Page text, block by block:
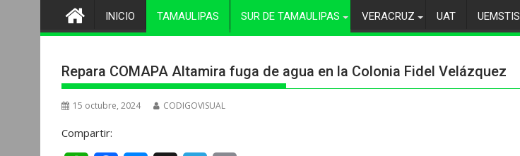
INICIO TAMAULIPAS SUR DE TAMAULIPAS VERACRUZ UAT UEMSTIS
Repara COMAPA Altamira fuga de agua en la Colonia Fidel Velázquez
15 octubre, 2024 CODIGOVISUAL
Compartir: